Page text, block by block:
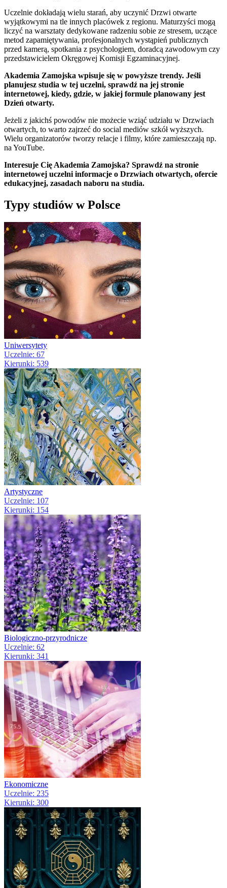
Uczelnie dokładają wielu starań, aby uczynić Drzwi otwarte
wyjątkowymi na tle innych placówek z regionu. Maturzyści mogą
liczyć na warsztaty dedykowane radzeniu sobie ze stresem, uczące
metod zapamiętywania, profesjonalnych wystąpień publicznych
przed kamerą, spotkania z psychologiem, doradcą zawodowym czy
przedstawicielem Okręgowej Komisji Egzaminacyjnej.
Akademia Zamojska wpisuje się w powyższe trendy. Jeśli
planujesz studia w tej uczelni, sprawdź na jej stronie
internetowej, kiedy, gdzie, w jakiej formule planowany jest
Dzień otwarty.
Jeżeli z jakichś powodów nie możecie wziąć udziału w Drzwiach
otwartych, to warto zajrzeć do social mediów szkół wyższych.
Wielu organizatorów tworzy relacje i filmy, które zamieszczają np.
na YouTube.
Interesuje Cię Akademia Zamojska? Sprawdź na stronie
internetowej uczelni informacje o Drzwiach otwartych, ofercie
edukacyjnej, zasadach naboru na studia.
Typy studiów w Polsce
Uniwersytety
Uczelnie: 67
Kierunki: 539
Artystyczne
Uczelnie: 107
Kierunki: 154
Biologiczno-przyrodnicze
Uczelnie: 62
Kierunki: 341
Ekonomiczne
Uczelnie: 235
Kierunki: 300